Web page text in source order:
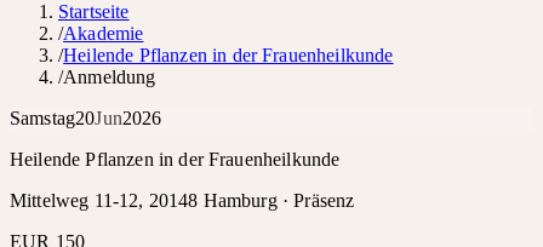
Startseite
/Akademie
/Heilende Pflanzen in der Frauenheilkunde
/Anmeldung
Samstag20Jun2026
Heilende Pflanzen in der Frauenheilkunde
Mittelweg 11-12, 20148 Hamburg ·Präsenz
EUR 150